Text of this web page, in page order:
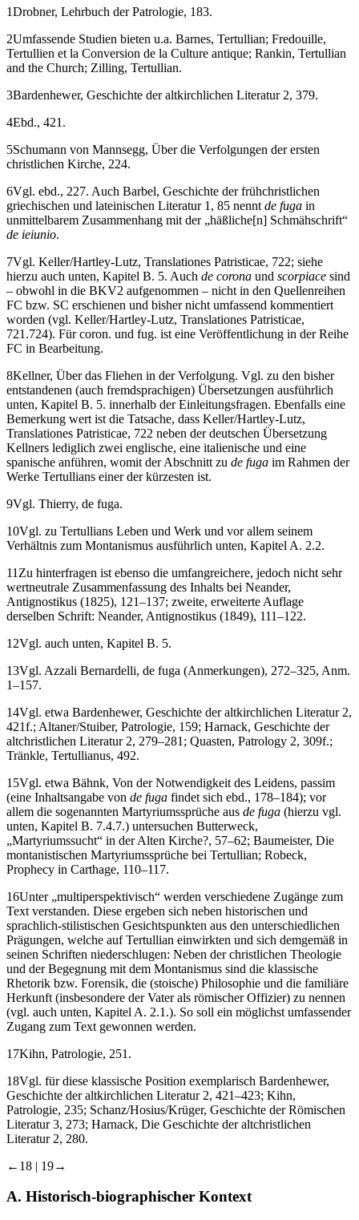
1Drobner, Lehrbuch der Patrologie, 183.
2Umfassende Studien bieten u.a. Barnes, Tertullian; Fredouille,
Tertullien et la Conversion de la Culture antique; Rankin, Tertullian
and the Church; Zilling, Tertullian.
3Bardenhewer, Geschichte der altkirchlichen Literatur 2, 379.
4Ebd., 421.
5Schumann von Mannsegg, Über die Verfolgungen der ersten
christlichen Kirche, 224.
6Vgl. ebd., 227. Auch Barbel, Geschichte der frühchristlichen
griechischen und lateinischen Literatur 1, 85 nennt de fuga in
unmittelbarem Zusammenhang mit der „häßliche[n]‌ Schmähschrift“
de ieiunio.
7Vgl. Keller/Hartley-Lutz, Translationes Patristicae, 722; siehe
hierzu auch unten, Kapitel B. 5. Auch de corona und scorpiace sind
– obwohl in die BKV2 aufgenommen – nicht in den Quellenreihen
FC bzw. SC erschienen und bisher nicht umfassend kommentiert
worden (vgl. Keller/Hartley-Lutz, Translationes Patristicae,
721.724). Für coron. und fug. ist eine Veröffentlichung in der Reihe
FC in Bearbeitung.
8Kellner, Über das Fliehen in der Verfolgung. Vgl. zu den bisher
entstandenen (auch fremdsprachigen) Übersetzungen ausführlich
unten, Kapitel B. 5. innerhalb der Einleitungsfragen. Ebenfalls eine
Bemerkung wert ist die Tatsache, dass Keller/Hartley-Lutz,
Translationes Patristicae, 722 neben der deutschen Übersetzung
Kellners lediglich zwei englische, eine italienische und eine
spanische anführen, womit der Abschnitt zu de fuga im Rahmen der
Werke Tertullians einer der kürzesten ist.
9Vgl. Thierry, de fuga.
10Vgl. zu Tertullians Leben und Werk und vor allem seinem
Verhältnis zum Montanismus ausführlich unten, Kapitel A. 2.2.
11 Zu hinterfragen ist ebenso die umfangreichere, jedoch nicht sehr
wertneutrale Zusammenfassung des Inhalts bei Neander,
Antignostikus (1825), 121–137; zweite, erweiterte Auflage
derselben Schrift: Neander, Antignostikus (1849), 111–122.
12Vgl. auch unten, Kapitel B. 5.
13Vgl. Azzali Bernardelli, de fuga (Anmerkungen), 272–325, Anm.
1–157.
14Vgl. etwa Bardenhewer, Geschichte der altkirchlichen Literatur 2,
421f.; Altaner/Stuiber, Patrologie, 159; Harnack, Geschichte der
altchristlichen Literatur 2, 279–281; Quasten, Patrology 2, 309f.;
Tränkle, Tertullianus, 492.
15Vgl. etwa Bähnk, Von der Notwendigkeit des Leidens, passim
(eine Inhaltsangabe von de fuga findet sich ebd., 178–184); vor
allem die sogenannten Martyriumssprüche aus de fuga (hierzu vgl.
unten, Kapitel B. 7.4.7.) untersuchen Butterweck,
„Martyriumssucht“ in der Alten Kirche?, 57–62; Baumeister, Die
montanistischen Martyriumssprüche bei Tertullian; Robeck,
Prophecy in Carthage, 110–117.
16Unter „multiperspektivisch“ werden verschiedene Zugänge zum
Text verstanden. Diese ergeben sich neben historischen und
sprachlich-stilistischen Gesichtspunkten aus den unterschiedlichen
Prägungen, welche auf Tertullian einwirkten und sich demgemäß in
seinen Schriften niederschlugen: Neben der christlichen Theologie
und der Begegnung mit dem Montanismus sind die klassische
Rhetorik bzw. Forensik, die (stoische) Philosophie und die familiäre
Herkunft (insbesondere der Vater als römischer Offizier) zu nennen
(vgl. auch unten, Kapitel A. 2.1.). So soll ein möglichst umfassender
Zugang zum Text gewonnen werden.
17Kihn, Patrologie, 251.
18Vgl. für diese klassische Position exemplarisch Bardenhewer,
Geschichte der altkirchlichen Literatur 2, 421–423; Kihn,
Patrologie, 235; Schanz/Hosius/Krüger, Geschichte der Römischen
Literatur 3, 273; Harnack, Die Geschichte der altchristlichen
Literatur 2, 280.
←18 | 19→
A. Historisch-biographischer Kontext